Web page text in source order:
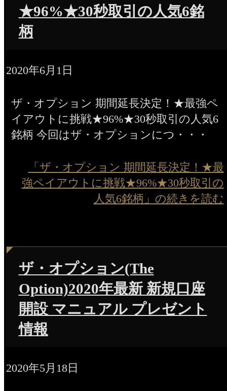
★96%★30秒取引の人気6銘
柄
2020年6月1日
ザ・オプション 期間延長決定！★最強ペ
イアウトに挑戦★96%★30秒取引の人気6
銘柄 今回はザ・オプションにつ・・・
「ザ・オプション 期間延長決定！★最
強ペイアウトに挑戦★96%★30秒取引の
人気6銘柄」の続きを読む
ザ・オプション(The
Option)2020年最新 新規口座
開設 マニュアル プレゼント
情報
2020年5月18日